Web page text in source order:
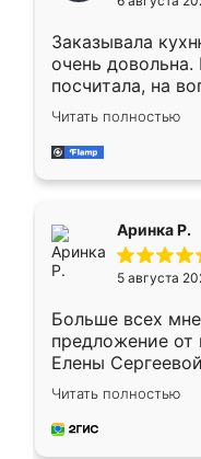
мебели буду
Заказывала
очень
посчитала, на
Замерщик
делу со всей
за день, ребята
Читать полностью
Аринка Р.
5 августа
Больше всех
предложение от
Елены
короткие сроки
для замера
предложил по
Читать полностью